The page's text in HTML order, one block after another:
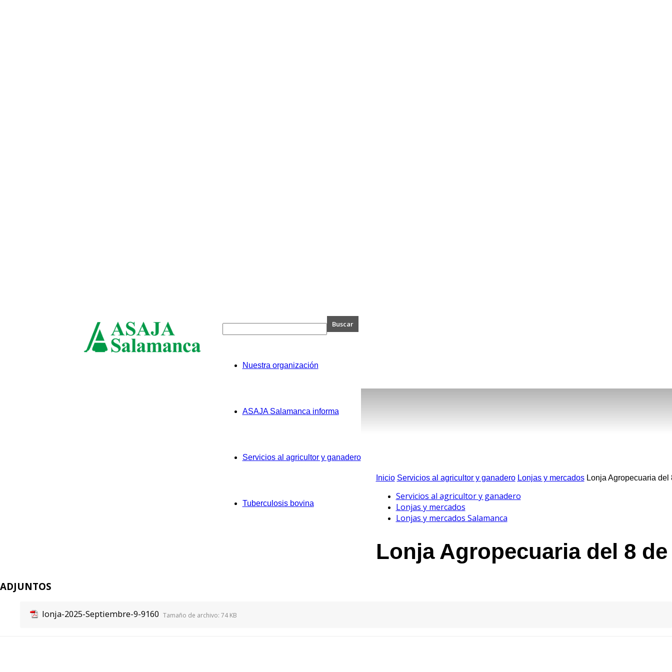
Nuestra organización
ASAJA Salamanca informa
Servicios al agricultor y ganadero
Tuberculosis bovina
Inicio Servicios al agricultor y ganadero Lonjas y mercados Lonja Agropecuaria
Servicios al agricultor y ganadero
Lonjas y mercados
Lonjas y mercados Salamanca
Lonja Agropecuaria del 8
ADJUNTOS
lonja-2025-Septiembre-9-9160 Tamaño de archivo: 74 KB